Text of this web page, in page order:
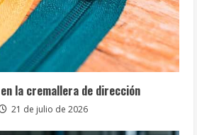
la cremallera de dirección
21 de julio de 2026